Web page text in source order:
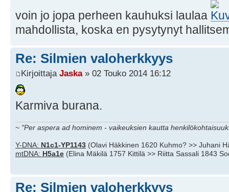
voin jo jopa perheen kauhuksi laulaa
mahdollista, koska en pysytynyt
Re: Silmien valoherkkyys
Kirjoittaja Jaska» 02 Touko 2014 16:12
Karmiva burana.
~ "Per aspera ad hominem - vaikeuksien kautta
Y-DNA: N1c1-YP1143 (Olavi Häkkinen 1620 Kuhmo? >> Juhani
mtDNA: H5a1e (Elina Mäkilä 1757 Kittilä >> Riitta Sassali 1843
Re: Silmien valoherkkyys